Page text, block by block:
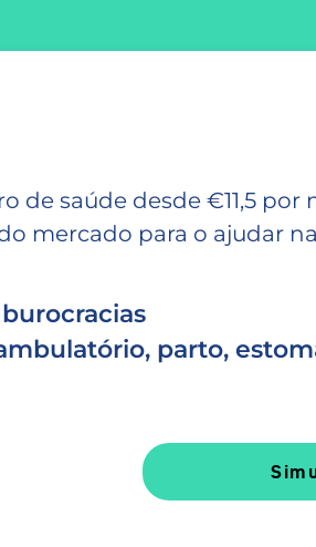
de saúde desde €11,5 por
mercado para o ajudar
parto,